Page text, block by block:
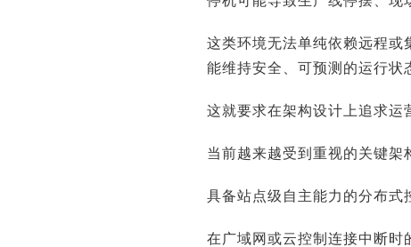
这类环境无法单纯依赖远程或
能维持安全、可预测的运行状
这就要求在架构设计上追求运
当前越来越受到重视的关键架
具备站点级自主能力的分布式
在广域网或云控制连接中断时